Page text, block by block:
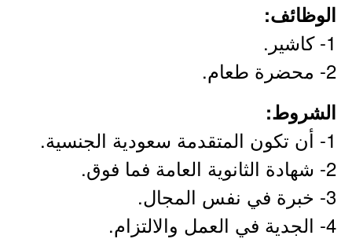
الوظائف:
1- كاشير.
2- محضرة طعام.
الشروط:
1- أن تكون المتقدمة سعودية الجنسية.
2- شهادة الثانوية العامة فما فوق.
3- خبرة في نفس المجال.
4- الجدية في العمل والالتزام.